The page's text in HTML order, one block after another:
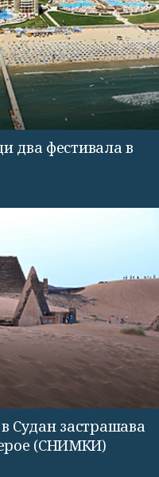
два фестивала в
Судан застрашава
(СНИМКИ)